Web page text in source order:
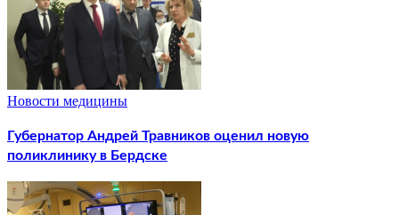
Новости медицины
Губернатор Андрей Травников оценил новую
поликлинику в Бердске